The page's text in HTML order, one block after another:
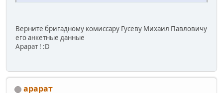
Верните бригадному комиссару Гусеву Михаил Павловичу
его анкетные данные
Арарат ! :D
арарат